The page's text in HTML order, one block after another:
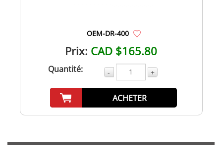
OEM-DR-400
Prix: CAD $165.80
Quantité: - +
ACHETER